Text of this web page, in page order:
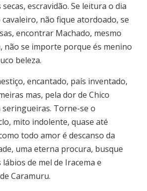
secas, escravidão. Se leitura o dia
não fique atordoado, se
encontrar Machado, mesmo
não se importe porque és menino
beleza.
encantado, país inventado,
mas, pela dor de Chico
seringueiras. Torne-se o
mito indolente, quase até
todo amor é descanso da
uma eterna procura, busque
de mel de Iracema e
Caramuru.